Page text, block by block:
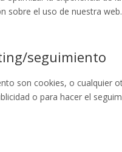
sobre el uso de nuestra
seguimiento
son cookies, o cualquier
o para hacer el